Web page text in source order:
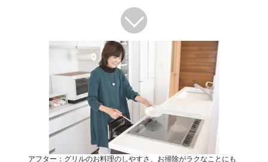
アフター：グリルのお料理のしやすさ、お掃除がラクなことにも